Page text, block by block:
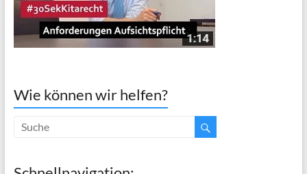
Wie können wir helfen?